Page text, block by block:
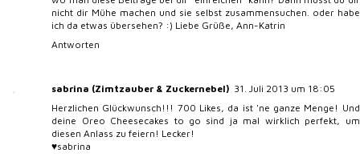
nicht dir Mühe machen und sie selbst zusammensuchen. oder habe
ich da etwas übersehen? :) Liebe Grüße, Ann-Katrin
Antworten
sabrina (Zimtzauber & Zuckernebel) 31. Juli 2013 um 18:05
Herzlichen Glückwunsch!!! 700 Likes, da ist 'ne ganze Menge! Und
deine Oreo Cheesecakes to go sind ja mal wirklich perfekt, um
diesen Anlass zu feiern! Lecker!
♥sabrina